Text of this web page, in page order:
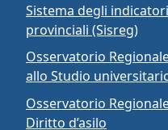
Sistema degli
provinciali (Sisreg)
Osservatorio
allo Studio
Osservatorio
Diritto d’asilo